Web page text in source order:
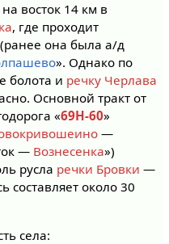
восток 14 км в
, где проходит
она была а/д
». Однако по
болота и речку Черлава
Основной тракт от
«69Н-60»
—
— Вознесенка»)
русла речки Бровки —
составляет около 30
села: